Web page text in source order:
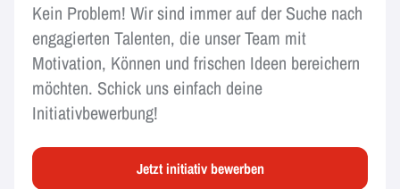
Kein Problem! Wir sind immer auf der Suche nach
engagierten Talenten, die unser Team mit
Motivation, Können und frischen Ideen bereichern
möchten. Schick uns einfach deine
Initiativbewerbung!
Jetzt initiativ bewerben